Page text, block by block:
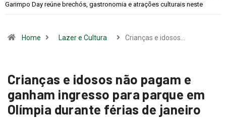
Bugonia transforma paranoia e conspiração em um suspense
Home Lazer e Cultura Crianças e idosos…
Crianças e idosos não pagam e
ganham ingresso para parque em
Olímpia durante férias de janeiro